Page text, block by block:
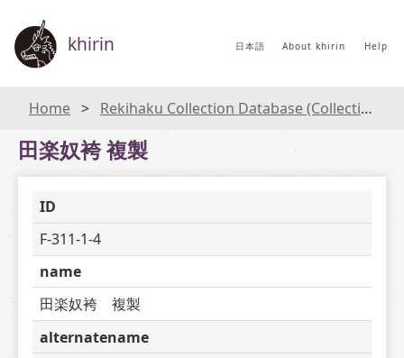
khirin 日本語 About khirin Help
Home Rekihaku Collection Database (Collections Database of the National Museum of Japanese History)
田楽奴袴 複製
ID
F-311-1-4
name
田楽奴袴　複製
alternatename